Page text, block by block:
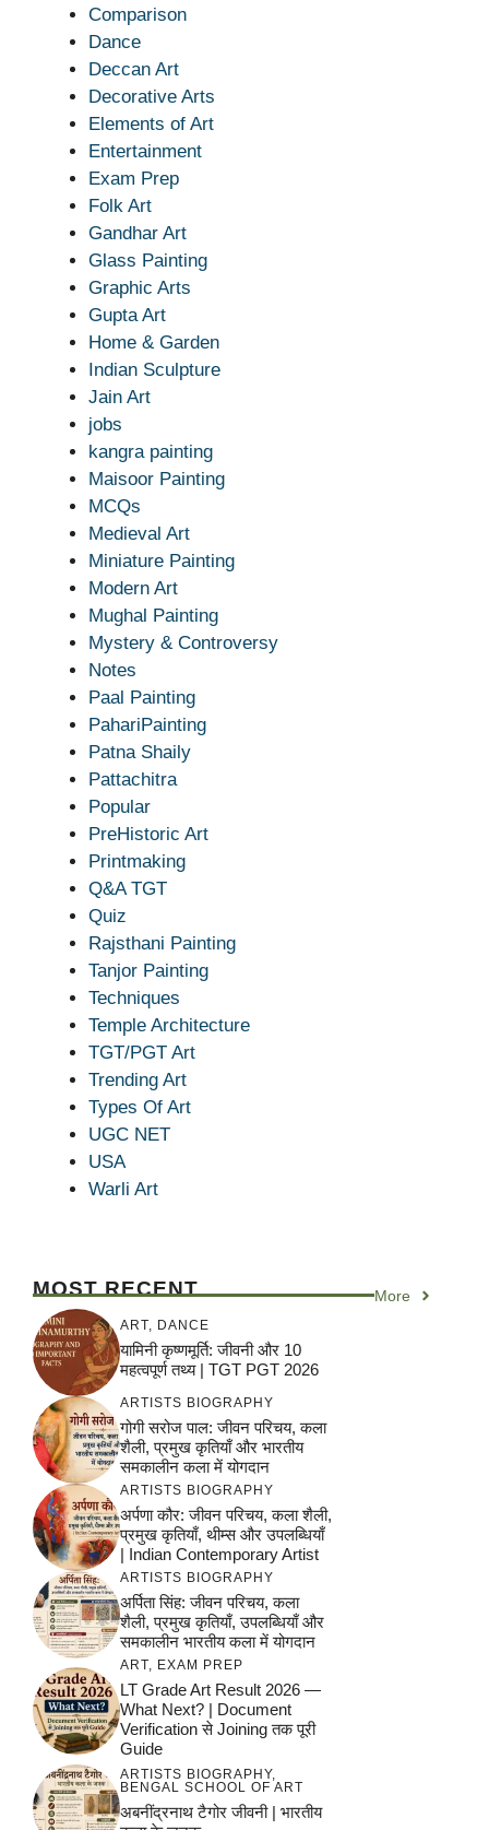
Comparison
Dance
Deccan Art
Decorative Arts
Elements of Art
Entertainment
Exam Prep
Folk Art
Gandhar Art
Glass Painting
Graphic Arts
Gupta Art
Home & Garden
Indian Sculpture
Jain Art
jobs
kangra painting
Maisoor Painting
MCQs
Medieval Art
Miniature Painting
Modern Art
Mughal Painting
Mystery & Controversy
Notes
Paal Painting
PahariPainting
Patna Shaily
Pattachitra
Popular
PreHistoric Art
Printmaking
Q&A TGT
Quiz
Rajsthani Painting
Tanjor Painting
Techniques
Temple Architecture
TGT/PGT Art
Trending Art
Types Of Art
UGC NET
USA
Warli Art
MOST RECENT More
ART, DANCE
यामिनी कृष्णमूर्ति: जीवनी और 10
महत्वपूर्ण तथ्य | TGT PGT 2026
ARTISTS BIOGRAPHY
गोगी सरोज पाल: जीवन परिचय, कला
शैली, प्रमुख कृतियाँ और भारतीय
समकालीन कला में योगदान
ARTISTS BIOGRAPHY
अर्पणा कौर: जीवन परिचय, कला शैली,
प्रमुख कृतियाँ, थीम्स और उपलब्धियाँ
| Indian Contemporary Artist
ARTISTS BIOGRAPHY
अर्पिता सिंह: जीवन परिचय, कला
शैली, प्रमुख कृतियाँ, उपलब्धियाँ और
समकालीन भारतीय कला में योगदान
ART EXAM PREP
LT Grade Art Result 2026 —
What Next? | Document
Verification से Joining तक पूरी
Guide
ARTISTS BIOGRAPHY,
BENGAL SCHOOL OF ART
अबनींद्रनाथ टैगोर जीवनी | भारतीय